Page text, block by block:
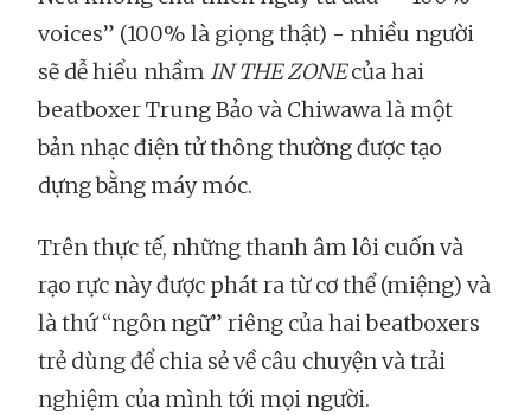
voices” (100% là giọng thật) - nhiều người
sẽ dễ hiểu nhầm IN THE ZONEcủa hai
beatboxer Trung Bảo và Chiwawa là một
bản nhạc điện tử thông thường được tạo
dựng bằng máy móc.
Trên thực tế, những thanh âm lôi cuốn và
rạo rực này được phát ra từ cơ thể (miệng) và
là thứ “ngôn ngữ” riêng của hai beatboxers
trẻ dùng để chia sẻ về câu chuyện và trải
nghiệm của mình tới mọi người.